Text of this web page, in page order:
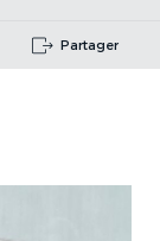
Partager